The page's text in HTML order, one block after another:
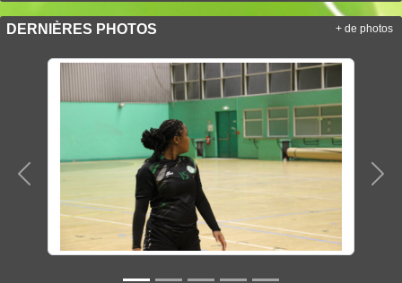
DERNIÈRES PHOTOS
Précedent
+ de photos